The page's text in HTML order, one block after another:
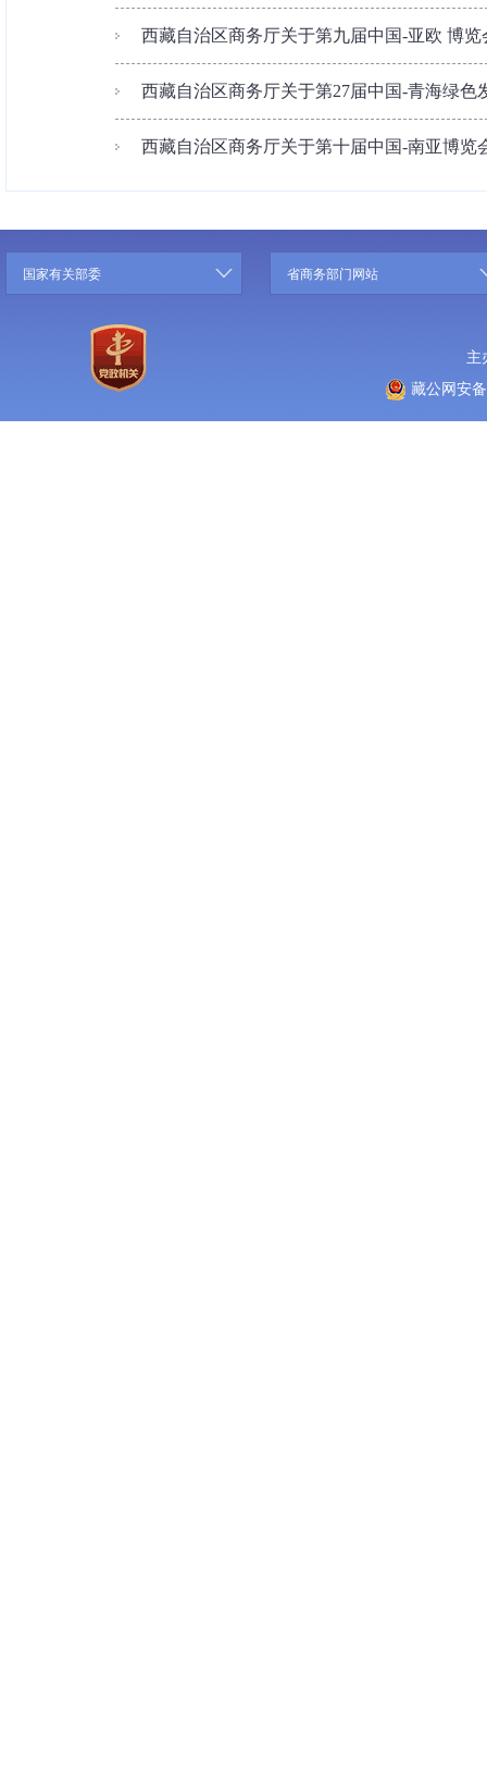
西藏自治区商务厅关于第九届中国-亚欧 博
西藏自治区商务厅关于第27届中国-青海绿色
西藏自治区商务厅关于第十届中国-南亚博览
国家有关部委 省商务部门网站
主
藏公网安